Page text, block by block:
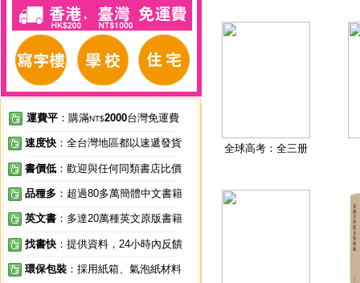
運費平 ：購滿NT$2000台灣免運費
速度快 ：全台灣地區都以速遞發貨
書價低 ：歡迎與任何同類書店比價
品種多 ：超過80多萬簡體中文書籍
英文書 ：多達20萬種英文原版書籍
找書快 ：提供資料，24小時內反饋
環保包裝 ：採用紙箱、氣泡紙材料
全球高考：全三册